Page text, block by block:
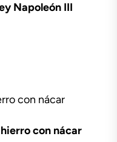
Napoleón III
con nácar